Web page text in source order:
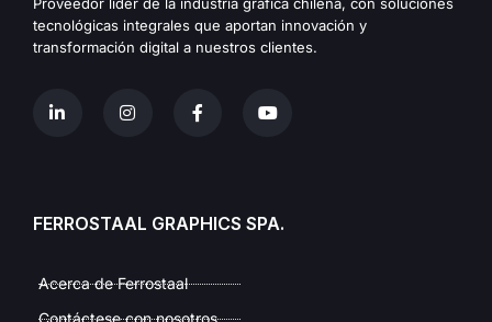
tecnológicas integrales que aportan innovación y
transformación digital a nuestros clientes.
FERROSTAAL GRAPHICS SPA.
Acerca de Ferrostaal